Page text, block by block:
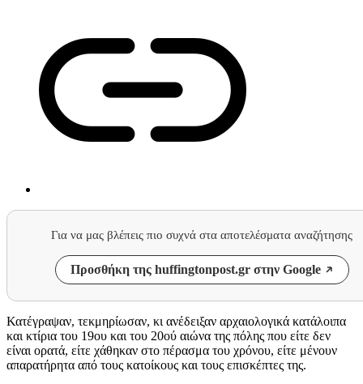
Για να μας βλέπεις πιο συχνά στα αποτελέσματα αναζήτησης
Προσθήκη της huffingtonpost.gr στην Google
Κατέγραψαν, τεκμηρίωσαν, κι ανέδειξαν αρχαιολογικά κατάλοιπα
και κτίρια του 19ου και του 20ού αιώνα της πόλης που είτε δεν
είναι ορατά, είτε χάθηκαν στο πέρασμα του χρόνου, είτε μένουν
απαρατήρητα από τους κατοίκους και τους επισκέπτες της.